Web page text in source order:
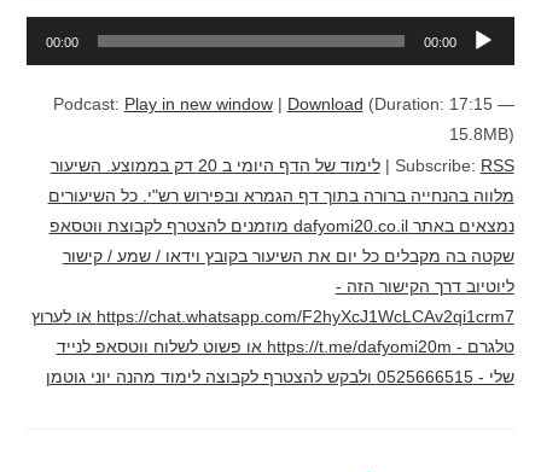
00:00
00:00
Podcast: Play in new window| Download (Duration: 17:15 —
15.8MB)
Subscribe: RSS
|
לימוד של הדף היומי ב 20 דק בממוצע. השיעור
מלווה בהנחייה ברורה בתוך דף הגמרא ובפירוש רש"י. כל השיעורים
נמצאים באתר dafyomi20.co.il מוזמנים להצטרף לקבוצת ווטסאפ
שקטה בה מקבלים כל יום את השיעור בקובץ וידאו / שמע / קישור
ליוטיוב דרך הקישור הזה -
https://chat.whatsapp.com/F2hyXcJ1WcLCAv2qi1crm7 או לערוץ
טלגרם - https://t.me/dafyomi20m או פשוט לשלוח ווטסאפ לנייד
שלי - 0525666515 ולבקש להצטרף לקבוצה לימוד מהנה יוני גוטמן